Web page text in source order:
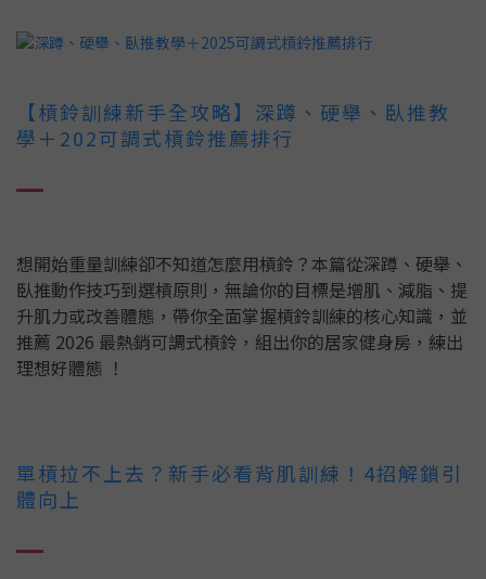
【槓鈴訓練新手全攻略】深蹲、硬舉、臥推教
學＋202可調式槓鈴推薦排行
想開始重量訓練卻不知道怎麼用槓鈴？本篇從深蹲、硬舉、
臥推動作技巧到選槓原則，無論你的目標是增肌、減脂、提
升肌力或改善體態，帶你全面掌握槓鈴訓練的核心知識，並
推薦 2026 最熱銷可調式槓鈴，組出你的居家健身房，練出
理想好體態 ！
單槓拉不上去？新手必看背肌訓練！4招解鎖引
體向上